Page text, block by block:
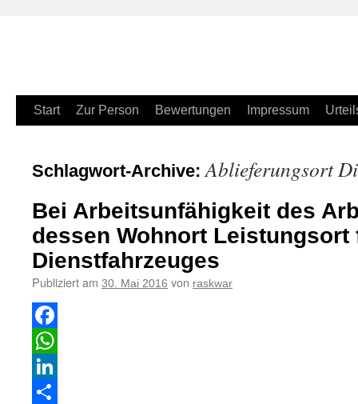
Zum
springen
Start Zur Person Bewertungen Impressum
Schlagwort-Archive:Ablieferungsort
Bei Arbeitsunfähigkeit des
dessen Wohnort Leistungsort
Dienstfahrzeuges
Publiziert am 30. Mai 2016 von raskwar
Facebook
WhatsApp
LinkedIn